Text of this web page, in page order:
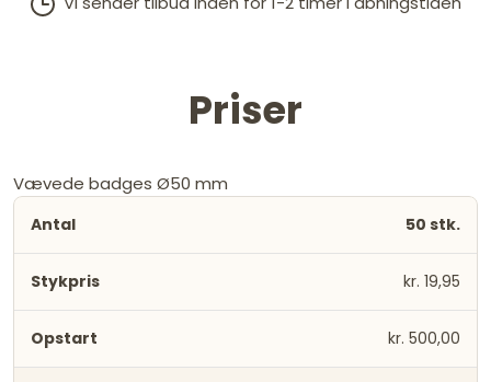
Priser
Vævede badges Ø50 mm
50 stk.
kr. 19,95
kr. 500,00